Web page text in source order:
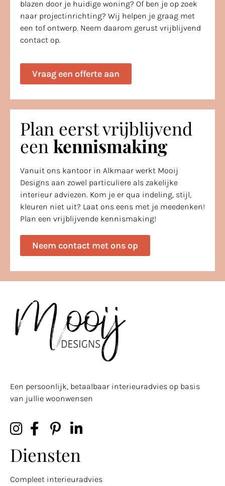
blazen door je huidige woning? Of ben je op zoek
naar projectinrichting? Wij helpen je graag met
een tof ontwerp. Neem daarom gerust vrijblijvend
contact op.
Vraag een offerte aan
Plan eerst vrijblijvend
een kennismaking
Vanuit ons kantoor in Alkmaar werkt Mooij
Designs aan zowel particuliere als zakelijke
interieur adviezen. Kom je er qua indeling, stijl,
kleuren niet uit? Laat ons eens met je meedenken!
Plan een vrijblijvende kennismaking!
Neem contact met ons op
Een persoonlijk, betaalbaar interieuradvies op basis
van jullie woonwensen
Diensten
Compleet interieuradvies